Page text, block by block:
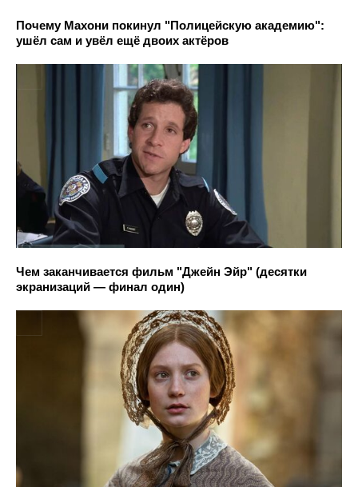
Почему Махони покинул "Полицейскую академию":
ушёл сам и увёл ещё двоих актёров
Чем заканчивается фильм "Джейн Эйр" (десятки
экранизаций — финал один)